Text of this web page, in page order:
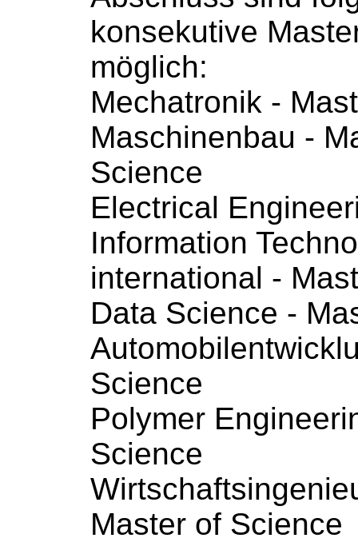
konsekutive
möglich:
Mechatronik -
Maschinenbau -
Science
Electrical
Information
international -
Data Science -
Science
Polymer
Science
Master of Science